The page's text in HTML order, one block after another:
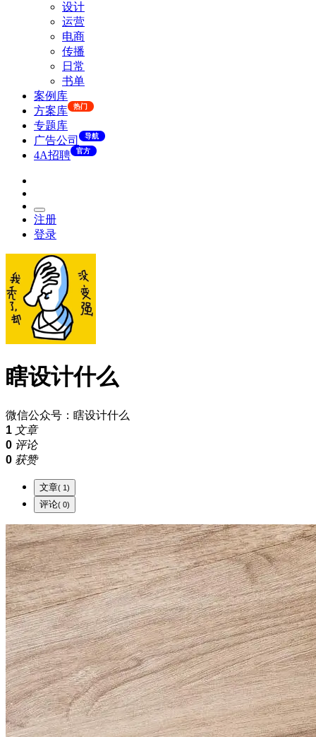
设计
运营
电商
传播
日常
书单
案例库
方案库
热门
专题库
广告公司
导航
4A招聘 官方
注册
登录
瞎设计什么
微信公众号：瞎设计什么
1 文章
0 评论
0 获赞
文章 ( 1)
评论 ( 0)